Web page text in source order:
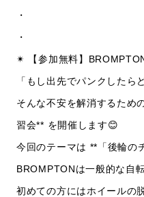
・
・
✴︎ 【参加無料】
「もし出先でパンクしたら
そんな不安を解消するため
習会** を開催します😊
今回のテーマは **「後輪の
BROMPTONは一般的な自
初めての方にはホイールの